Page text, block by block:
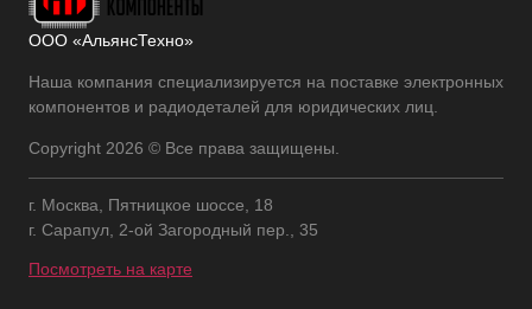
ООО «АльянсТехно»
Наша компания специализируется на поставке электронных
компонентов и радиодеталей для юридических лиц.
Copyright 2026 © Все права защищены.
г. Москва, Пятницкое шоссе, 18
г. Сарапул, 2-ой Загородный пер., 35
Посмотреть на карте